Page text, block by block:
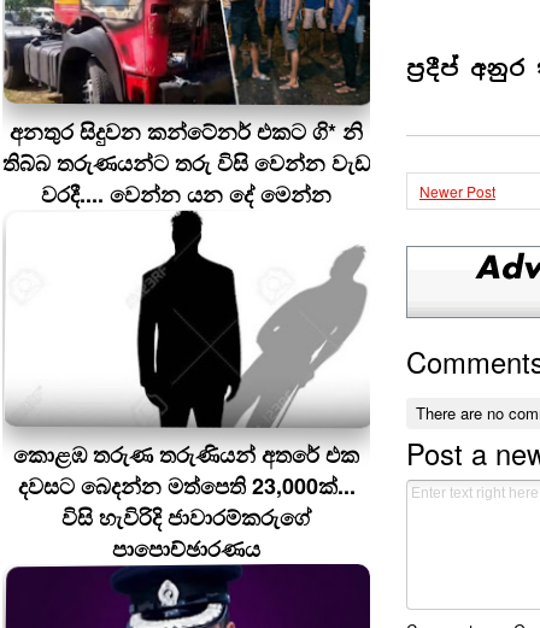
අනතුර සිදුවන කන්ටේනර් එකට ගි* නි
තිබ්බ තරුණයන්ට තරු විසි වෙන්න වැඩ
වරදී.... වෙන්න යන දේ මෙන්න
කොළඹ තරුණ තරුණියන් අතරේ එක
දවසට බෙදන්න මත්පෙති 23,000ක්...
විසි හැවිරිදි ජාවාරම්කරුගේ
පාපොච්ඡාරණය
ප්‍රදීප් අනුර
Newer Post
There are no
Post a